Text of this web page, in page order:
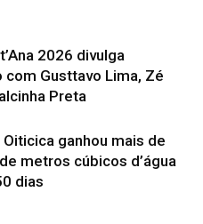
2026 divulga
com Gusttavo Lima, Zé
Preta
ganhou mais de
metros cúbicos d’água
dias